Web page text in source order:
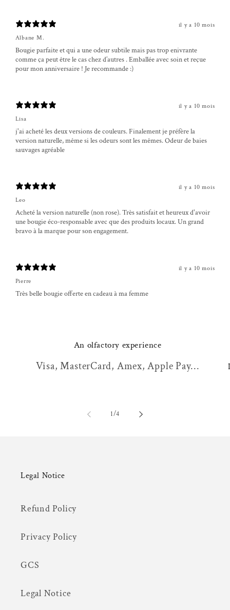
il y a 10 mois
Albane M.
Bougie parfaite et qui a une odeur subtile mais pas trop enivrante
comme ça peut être le cas chez d’autres . Emballée avec soin et reçue
pour mon anniversaire ! Je recommande :)
il y a 10 mois
Lisa
j'ai acheté les deux versions de couleurs. Finalement je préfère la
version naturelle, même si les odeurs sont les mêmes. Odeur de baies
sauvages agréable
il y a 10 mois
Leo
Acheté la version naturelle (non rose). Très satisfait et heureux d'avoir
une bougie éco-responsable avec que des produits locaux. Un grand
bravo à la marque pour son engagement.
il y a 10 mois
Pierre
Très belle bougie offerte en cadeau à ma femme
An olfactory experience
Visa, MasterCard, Amex, Apple Pay...
1/of
4
Legal Notice
Refund Policy
Privacy Policy
GCS
Legal Notice